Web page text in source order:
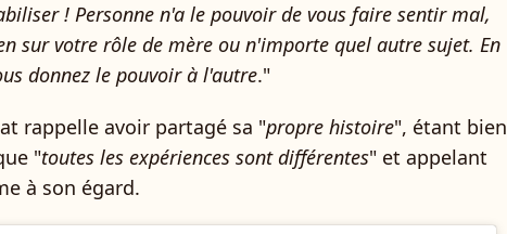
! Personne n'a le pouvoir de vous faire sentir mal,
sur votre rôle de mère ou n'importe quel autre sujet. En
donnez le pouvoir à l'autre."
rappelle avoir partagé sa "propre histoire", étant bien
"toutes les expériences sont différentes" et appelant
à son égard.